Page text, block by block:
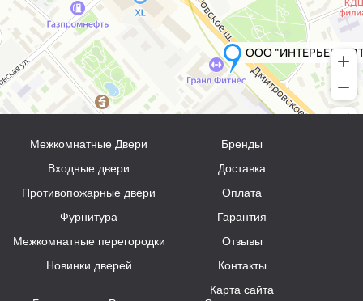
Межкомнатные Двери
Входные двери
Противопожарные двери
Фурнитура
Межкомнатные перегородки
Новинки дверей
Бренды
Доставка
Оплата
Гарантия
Отзывы
Контакты
Карта сайта